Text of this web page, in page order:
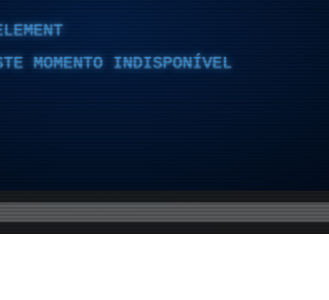
MOMENTO INDISPONÍVEL